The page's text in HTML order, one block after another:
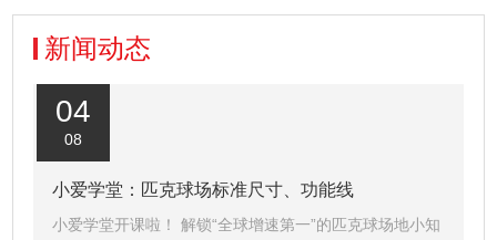
新闻动态
04
08
小爱学堂：匹克球场标准尺寸、功能线
小爱学堂开课啦！ 解锁“全球增速第一”的匹克球场地小知